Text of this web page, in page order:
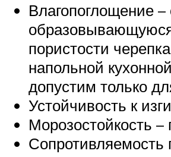
Влагопоглощение
образовывающуюся
пористости
напольной
допустим только
Устойчивость к
Морозостойкость –
Сопротивляемость